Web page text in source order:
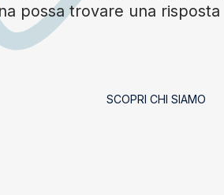
possa trovare una
SCOPRI CHI SIAMO